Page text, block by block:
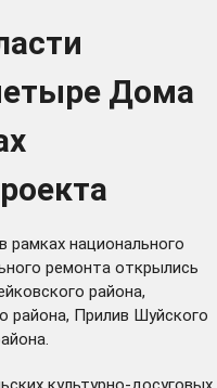
Дома
рамках национального
ремонта открылись
района,
района, Прилив Шуйского